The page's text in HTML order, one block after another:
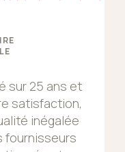
sur 25 ans et
satisfaction,
inégalée
fournisseurs